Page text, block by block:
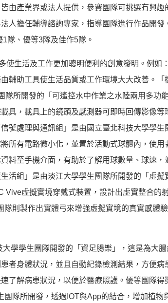
由產業界或法人提供，參賽團隊可挑選有興趣
人擔任輔導諮詢專家，指導團隊進行作品開發
隊、優等3隊及佳作5隊。
使生活及工作更加聰明便利的創意發明。例如
輔助工具使生活品質或工作環境大大改善。「
隊所開發的「可遙控水中作業之水陸兩用多功
具，載具上的鏡頭及感測器可即時回傳影像等
號處理與通訊組」是由國立臺北科技大學學生
所有電路微小化，並置於活動式球體內，使用
料至手機介面，有助於了解用球數量、球速，
活組」是由淡江大學學生團隊所開發的「虛擬
Vive虛擬實境穿戴式裝置，設計出虛實整合的
則製作出實體弓來增強虛擬實境的真實感體
學學生團隊開發的「資足腸樂」，這是為大
者身體狀況，並且自動紀錄檢測結果，方便病
了解病患狀況，以便於醫療照護。優等團隊得
團隊所開發，透過IOT與App的結合，增加植物